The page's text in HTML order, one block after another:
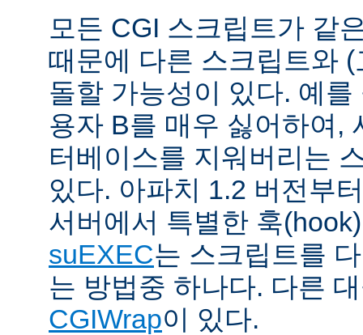
모든 CGI 스크립트가 같
때문에 다른 스크립트와
돌할 가능성이 있다. 예
용자 B를 매우 싫어하여,
터베이스를 지워버리는
있다. 아파치 1.2 버전부
서버에서 특별한 훅
suEXEC는 스크립트를
는 방법중 하나다. 다른
CGIWrap이 있다.